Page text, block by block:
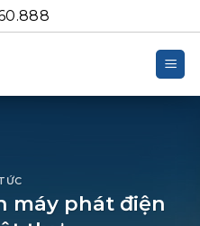
máy phát điện